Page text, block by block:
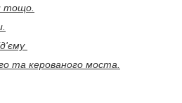
тощо.
та керованого моста.